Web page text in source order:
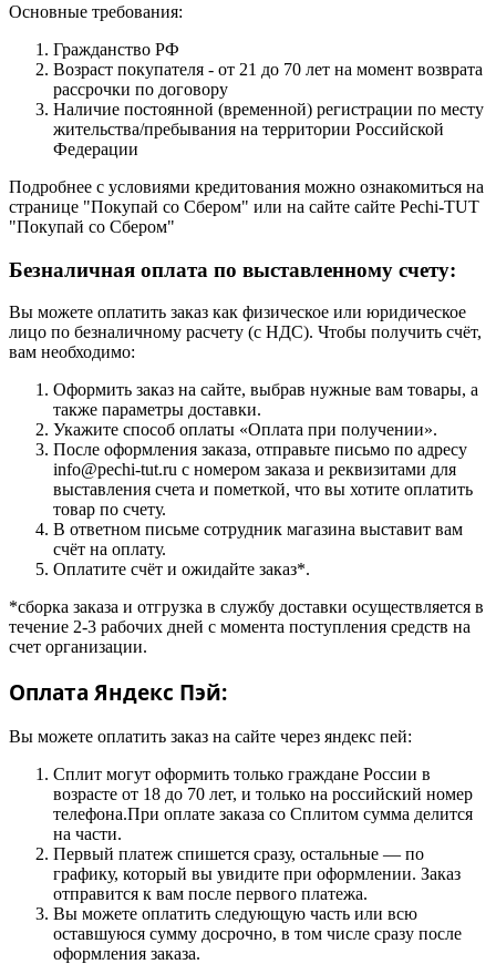
Основные требования:
Гражданство РФ
Возраст покупателя - от 21 до 70 лет на момент возврата
рассрочки по договору
Наличие постоянной (временной) регистрации по месту
жительства/пребывания на территории Российской
Федерации
Подробнее с условиями кредитования можно ознакомиться на
странице "Покупай со Сбером" или на сайте сайте Pechi-TUT
"Покупай со Сбером"
Безналичная оплата по выставленному счету:
Вы можете оплатить заказ как физическое или юридическое
лицо по безналичному расчету (с НДС). Чтобы получить счёт,
вам необходимо:
Оформить заказ на сайте, выбрав нужные вам товары, а
также параметры доставки.
Укажите способ оплаты «Оплата при получении».
После оформления заказа, отправьте письмо по адресу
info@pechi-tut.ru с номером заказа и реквизитами для
выставления счета и пометкой, что вы хотите оплатить
товар по счету.
В ответном письме сотрудник магазина выставит вам
счёт на оплату.
Оплатите счёт и ожидайте заказ*.
*сборка заказа и отгрузка в службу доставки осуществляется в
течение 2-3 рабочих дней с момента поступления средств на
счет организации.
Оплата Яндекс Пэй:
Вы можете оплатить заказ на сайте через яндекс пей:
Сплит могут оформить только граждане России в
возрасте от 18 до 70 лет, и только на российский номер
телефона.При оплате заказа со Сплитом сумма делится
на части.
Первый платеж спишется сразу, остальные — по
графику, который вы увидите при оформлении. Заказ
отправится к вам после первого платежа.
Вы можете оплатить следующую часть или всю
оставшуюся сумму досрочно, в том числе сразу после
оформления заказа.